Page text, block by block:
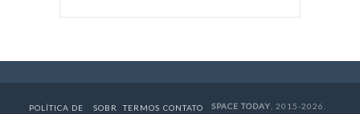
POLÍTICA DE
SOBR
TERMOS CONTATO SPACE TODAY , 2015-2026.